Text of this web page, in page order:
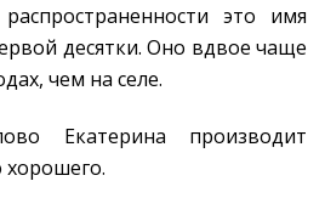
это имя
десятки. Оно вдвое чаще
чем на селе.
Екатерина производит
хорошего.